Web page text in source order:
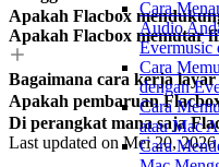
Cara
Audio
Evermusic
Cara
dengan
Cara
atau Mac
Cara
Apakah Flacbox
Apakah Flacbox memutar
Bagaimana cara kerja
Apakah pembaruan
Di perangkat mana saja
Last updated onMei 20, 2026